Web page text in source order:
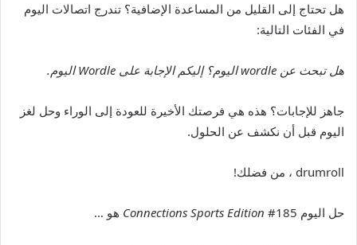
هل تحتاج إلى القليل من المساعدة الإضافية؟ تندرج اتصالات اليوم
في الفئات التالية:
هل تبحث عن wordle اليوم؟ إليكم الإجابة على Wordle اليوم.
جاهز للإجابات؟ هذه هي فرصتك الأخيرة للعودة إلى الوراء وحل لغز
اليوم قبل أن نكشف عن الحلول.
drumroll ، من فضلك!
حل اليوم Connections Sports Edition #185 هو …